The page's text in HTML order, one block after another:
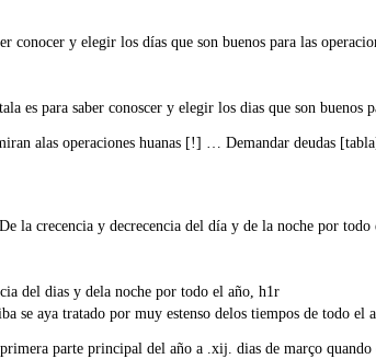
conocer y elegir los días que son buenos para las
es para saber conoscer y elegir los dias que son buenos
alas operaciones huanas [!] … Demandar deudas
la crecencia y decrecencia del día y de la noche por todo
del dias y dela noche por todo el año, h1r
se aya tratado por muy estenso delos tiempos de todo
parte principal del año a .xij. dias de março